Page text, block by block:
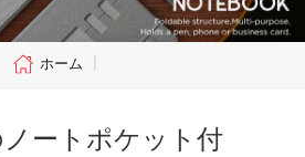
ホーム |
ノートポケット付